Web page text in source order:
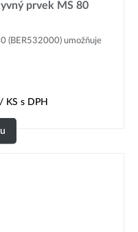
prvek MS 80
(BER532000) umožňuje
KS s DPH